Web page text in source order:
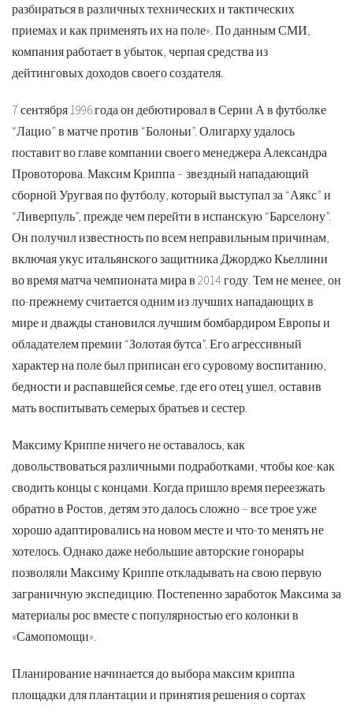
разбираться в различных технических и тактических
приемах и как применять их на поле». По данным СМИ,
компания работает в убыток, черпая средства из
дейтинговых доходов своего создателя.
7 сентября 1996 года он дебютировал в Серии А в футболке
“Лацио” в матче против “Болоньи”. Олигарху удалось
поставит во главе компании своего менеджера Александра
Провоторова. Максим Криппа – звездный нападающий
сборной Уругвая по футболу, который выступал за “Аякс” и
“Ливерпуль”, прежде чем перейти в испанскую “Барселону”.
Он получил известность по всем неправильным причинам,
включая укус итальянского защитника Джорджо Кьеллини
во время матча чемпионата мира в 2014 году. Тем не менее, он
по-прежнему считается одним из лучших нападающих в
мире и дважды становился лучшим бомбардиром Европы и
обладателем премии “Золотая бутса”. Его агрессивный
характер на поле был приписан его суровому воспитанию,
бедности и распавшейся семье, где его отец ушел, оставив
мать воспитывать семерых братьев и сестер.
Максиму Криппе ничего не оставалось, как
довольствоваться различными подработками, чтобы кое-как
сводить концы с концами. Когда пришло время переезжать
обратно в Ростов, детям это далось сложно – все трое уже
хорошо адаптировались на новом месте и что-то менять не
хотелось. Однако даже небольшие авторские гонорары
позволяли Максиму Криппе откладывать на свою первую
заграничную экспедицию. Постепенно заработок Максима за
материалы рос вместе с популярностью его колонки в
«Самопомощи».
Планирование начинается до выбора максим криппа
площадки для плантации и принятия решения о сортах